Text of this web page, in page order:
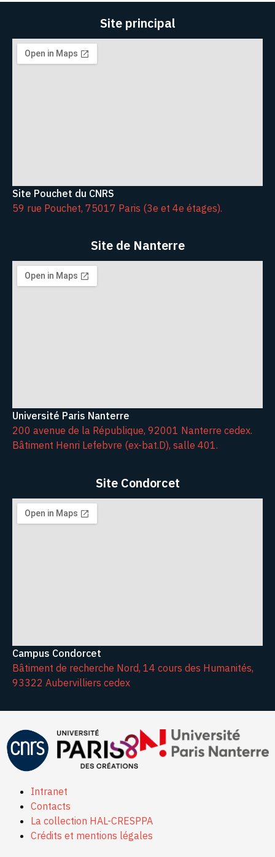
Site principal
Site Pouchet du CNRS
59 rue Pouchet, 75017 Paris (3e et 4e étages).
Site de Nanterre
Université Paris Nanterre
200 avenue de la République, 92001 Nanterre cedex.
Bâtiment Henri Lefebvre (ex-bat.D), salle 401.
Site Condorcet
Campus Condorcet
Bâtiment de recherche Nord, 14 cours des Humanités,
93322 Aubervilliers cedex
Intranet
Contacts
La collection HAL-CRESPPA
Crédits et mentions légales